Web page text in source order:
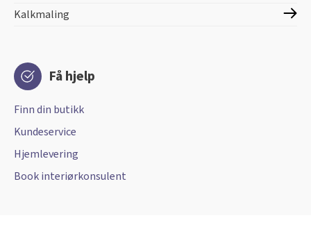
Kalkmaling
Få hjelp
Finn din butikk
Kundeservice
Hjemlevering
Book interiørkonsulent